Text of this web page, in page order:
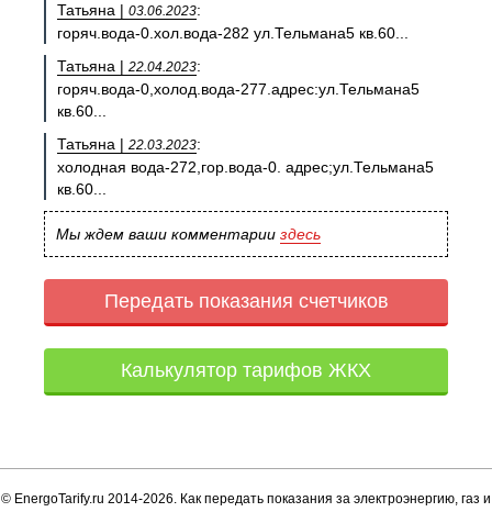
Татьяна | 03.06.2023:
горяч.вода-0.хол.вода-282 ул.Тельмана5 кв.60...
Татьяна | 22.04.2023:
горяч.вода-0,холод.вода-277.адрес:ул.Тельмана5
кв.60...
Татьяна | 22.03.2023:
холодная вода-272,гор.вода-0. адрес;ул.Тельмана5
кв.60...
Мы ждем ваши комментарии здесь
Передать показания счетчиков
Калькулятор тарифов ЖКХ
© EnergoTarify.ru 2014-2026. Как передать показания за электроэнергию, газ и